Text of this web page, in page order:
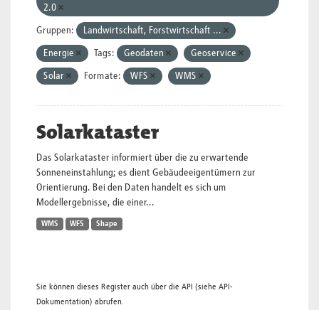
2.0
Gruppen: Landwirtschaft, Forstwirtschaft ...
Energie Tags: Geodaten Geoservice
Solar Formate: WFS WMS
Solarkataster
Das Solarkataster informiert über die zu erwartende
Sonneneinstahlung; es dient Gebäudeeigentümern zur
Orientierung. Bei den Daten handelt es sich um
Modellergebnisse, die einer...
WMS WFS Shape
Sie können dieses Register auch über die API (siehe API-
Dokumentation) abrufen.